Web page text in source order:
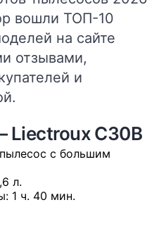
вошли ТОП-10
на сайте
отзывами,
и
Liectroux C30B
с большим
л.
: 1 ч. 40 мин.